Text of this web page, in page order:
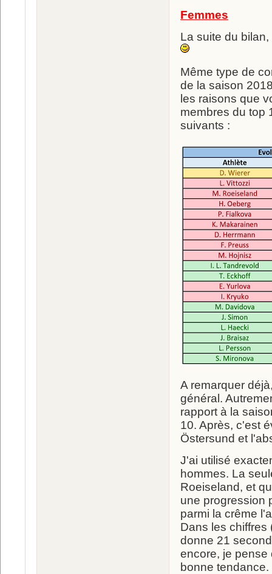
Femmes
La suite du
Même type de
de la saison
les raisons que
membres du top
suivants :
A remarquer
général.
rapport à la
10. Après, c'est
Östersund et
J'ai utilisé
hommes. La
Roeiseland, et
une progression
parmi la crême
Dans les chiffres
donne 21
encore, je pense
bonne tendance.